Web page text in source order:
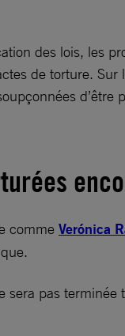
des lois, les
de torture.
comme Verónica
pas terminée